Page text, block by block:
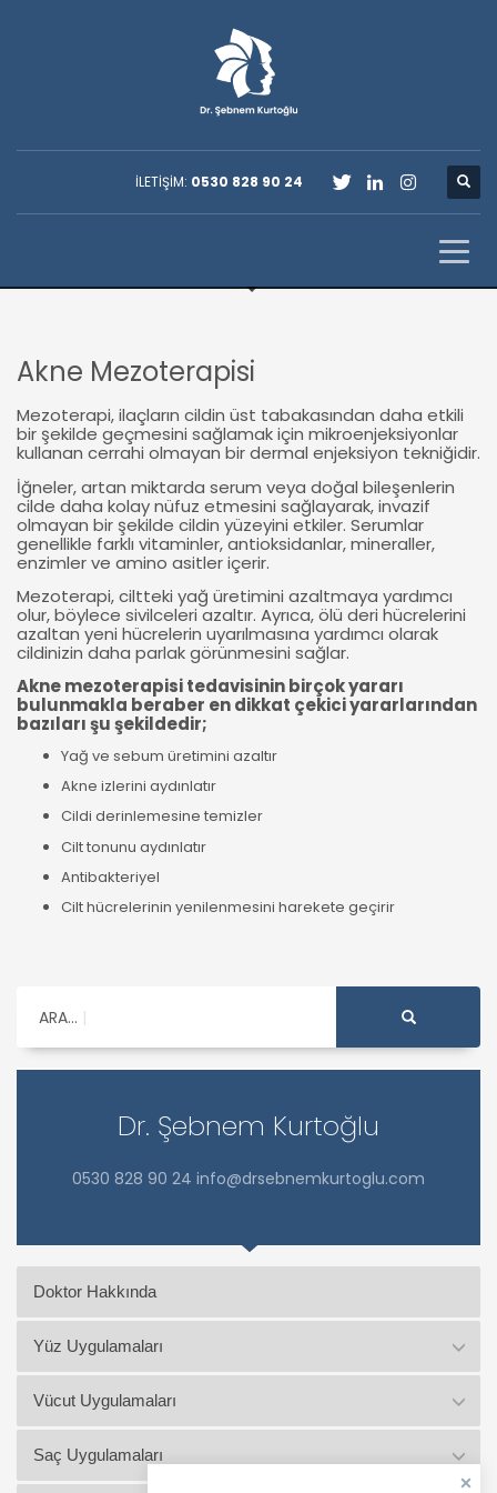
İLETİŞİM: 0530 828 90 24
Akne Mezoterapisi
Mezoterapi, ilaçların cildin üst tabakasından daha etkili
bir şekilde geçmesini sağlamak için mikroenjeksiyonlar
kullanan cerrahi olmayan bir dermal enjeksiyon tekniğidir.
İğneler, artan miktarda serum veya doğal bileşenlerin
cilde daha kolay nüfuz etmesini sağlayarak, invazif
olmayan bir şekilde cildin yüzeyini etkiler. Serumlar
genellikle farklı vitaminler, antioksidanlar, mineraller,
enzimler ve amino asitler içerir.
Mezoterapi, ciltteki yağ üretimini azaltmaya yardımcı
olur, böylece sivilceleri azaltır. Ayrıca, ölü deri hücrelerini
azaltan yeni hücrelerin uyarılmasına yardımcı olarak
cildinizin daha parlak görünmesini sağlar.
Akne mezoterapisi tedavisinin birçok yararı
bulunmakla beraber en dikkat çekici yararlarından
bazıları şu şekildedir;
Yağ ve sebum üretimini azaltır
Akne izlerini aydınlatır
Cildi derinlemesine temizler
Cilt tonunu aydınlatır
Antibakteriyel
Cilt hücrelerinin yenilenmesini harekete geçirir
ARA...
Dr. Şebnem Kurtoğlu
0530 828 90 24 info@drsebnemkurtoglu.com
Doktor Hakkında
Yüz Uygulamaları
Vücut Uygulamaları
Saç Uygulamaları